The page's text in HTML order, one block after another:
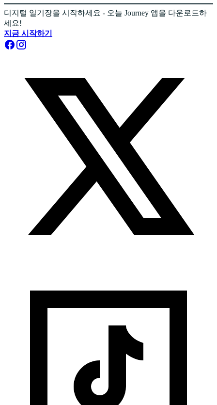
디지털 일기장을 시작하세요 - 오늘 Journey 앱을 다운로드하
세요!
지금 시작하기